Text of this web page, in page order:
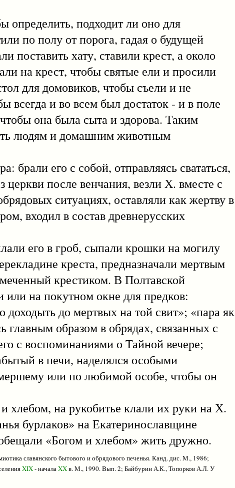
подходит ли оно для
по полу от порога, гадая о будущей
поставить хату, ставили крест, а около
на крест, чтобы святые ели и просили
для домовиков, чтобы съели и не
всегда и во всем был достаток - и в поле
она была сыта и здорова. Таким
людям и домашним животным
его с собой, отправляясь свататься,
после венчания, везли Х. вместе с
ситуациях, оставляли как жертву в
входил в состав древнерусских
его в гроб, сыпали крошки на могилу
креста, предназначали мертвым
крестиком. В Полтавской
на покутном окне для предков:
до мертвых на той свит»; «пара як
образом в обрядах, связанных с
с воспоминаниями о Тайной вечере;
в печи, наделялся особыми
или по любимой особе, чтобы он
на рукобитье клали их руки на Х.
бурлаков» на Екатеринославщине
«Богом и хлебом» жить дружно.
славянского бытового и обрядового печенья. Канд. дис. М., 1986;
XIX- началаXXв. М., 1990. Вып. 2; Байбурин А.К., Топорков А.Л. У